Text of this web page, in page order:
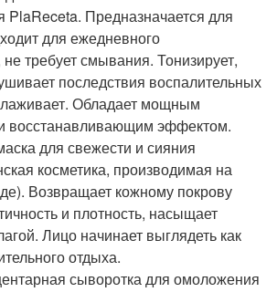
PlaReceta. Предназначается для
для ежедневного
требует смывания. Тонизирует,
последствия воспалительных
Обладает мощным
восстанавливающим эффектом.
для свежести и сияния
косметика, производимая на
Возвращает кожному покрову
и плотность, насыщает
Лицо начинает выглядеть как
отдыха.
сыворотка для омоложения